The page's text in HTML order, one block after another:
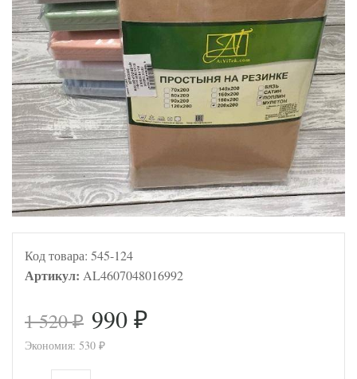
Код товара: 545-124
Артикул: AL4607048016992
1 520₽ 990 ₽
Экономия: 530 ₽